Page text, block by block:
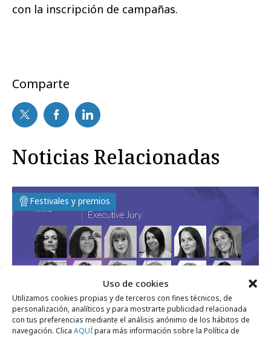
Uso de cookies
Utilizamos cookies propias y de terceros con fines técnicos, de
personalización, analíticos y para mostrarte publicidad relacionada
con tus preferencias mediante el análisis anónimo de los hábitos de
navegación. Clica AQUÍpara más información sobre la Política de
con la inscripción de campañas.
Comparte
Noticias Relacionadas
Festivales y premios